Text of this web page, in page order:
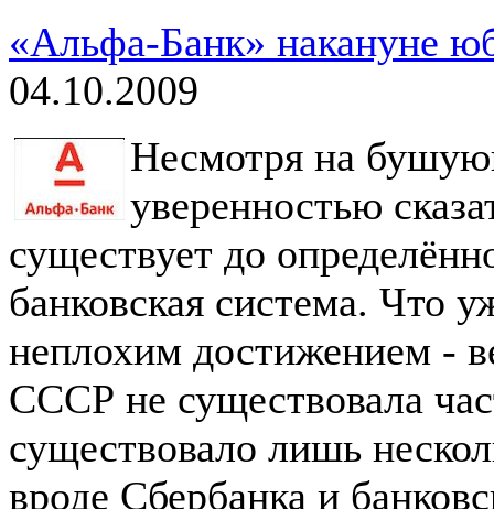
«Альфа-Банк» накануне
04.10.2009
Несмотря на
уверенностью
существует до
банковская система. Что
неплохим достижением -
СССР не существовала
существовало лишь
вроде Сбербанка и